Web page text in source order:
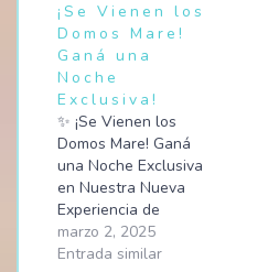
¡Se Vienen los
Domos Mare!
Ganá una
Noche
Exclusiva!
✨ ¡Se Vienen los
Domos Mare! Ganá
una Noche Exclusiva
en Nuestra Nueva
Experiencia de
Alojamiento ✨ 🌊 En
Monte Pasubio
marzo 2, 2025
Entrada similar